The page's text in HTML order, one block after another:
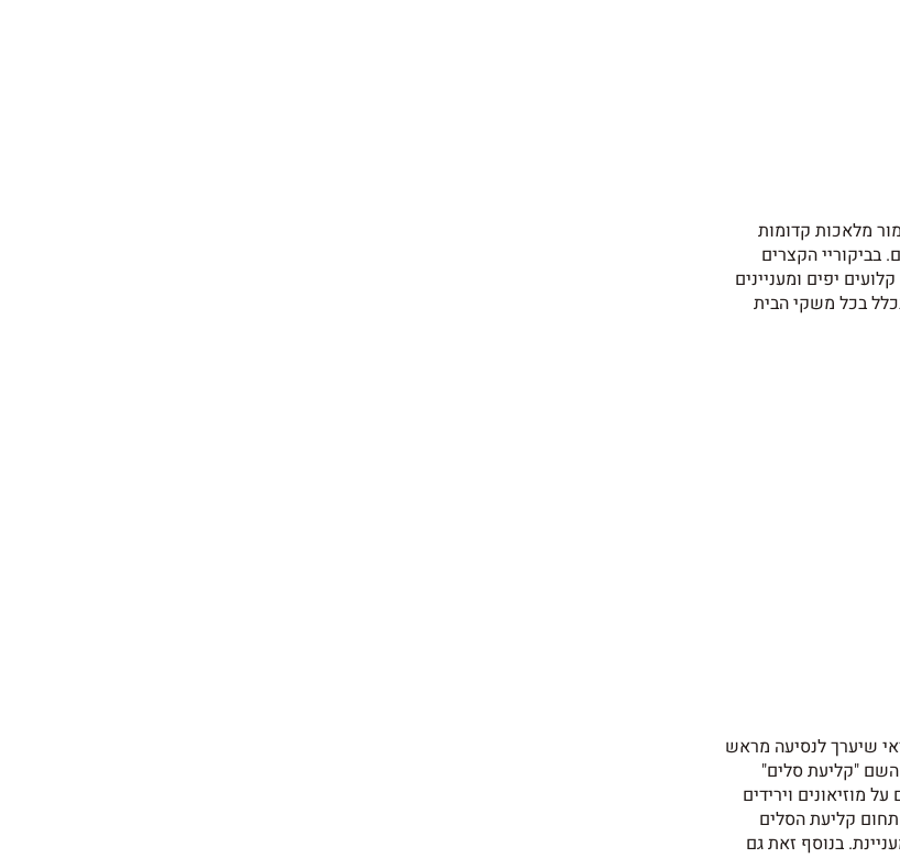
מלאכות קדומות
בביקוריי הקצרים
יפים ומעניינים
בכל משקי הבית
שיערך לנסיעה מראש
השם "קליעת סלים"
מוזיאונים וירידים
קליעת הסלים
בנוסף זאת גם